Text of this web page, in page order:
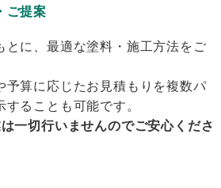
ご提案
とに、最適な塗料・施工方法をご
予算に応じたお見積もりを複数パ
ることも可能です。
一切行いませんのでご安心くださ